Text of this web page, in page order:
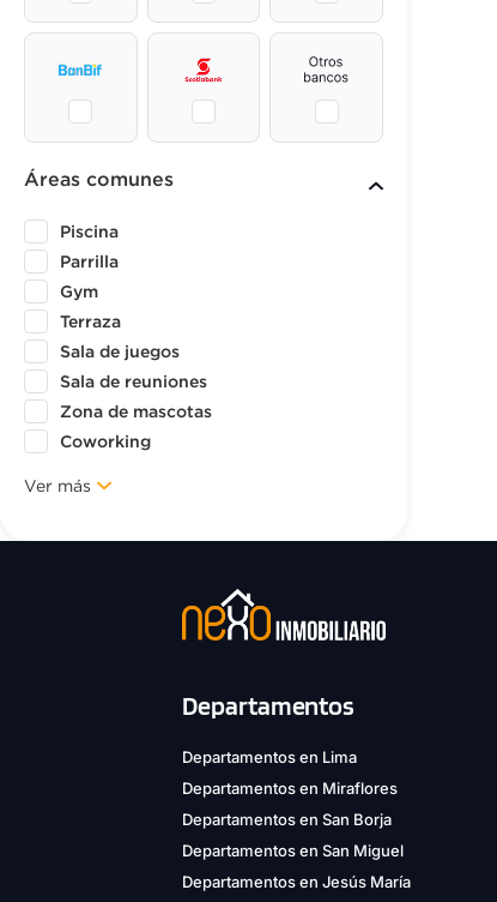
Áreas comunes
Piscina
Parrilla
Gym
Terraza
Sala de juegos
Sala de reuniones
Zona de mascotas
Coworking
Ver más
Departamentos
Departamentos en Lima
Departamentos en Miraflores
Departamentos en San Borja
Departamentos en San Miguel
Departamentos en Jesús María